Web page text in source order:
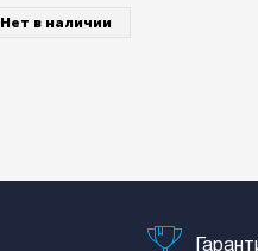
Нет в наличии